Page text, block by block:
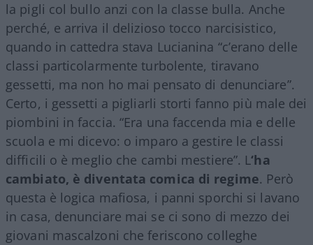
la pigli col bullo anzi con la classe bulla. Anche
perché, e arriva il delizioso tocco narcisistico,
quando in cattedra stava Lucianina “c’erano delle
classi particolarmente turbolente, tiravano
gessetti, ma non ho mai pensato di denunciare”.
Certo, i gessetti a pigliarli storti fanno più male dei
piombini in faccia. “Era una faccenda mia e delle
scuola e mi dicevo: o imparo a gestire le classi
difficili o è meglio che cambi mestiere”. L‘ha
cambiato, è diventata comica di regime. Però
questa è logica mafiosa, i panni sporchi si lavano
in casa, denunciare mai se ci sono di mezzo dei
giovani mascalzoni che feriscono colleghe